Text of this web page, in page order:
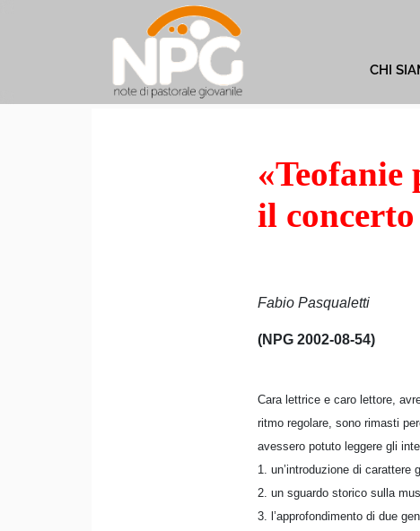
CHI
«Teofanie
il
Fabio Pasqualetti
(NPG 2002-08-54)
Cara lettrice e caro lettore,
ritmo regolare, sono rimasti
avessero potuto leggere gli
1. un’introduzione di
2. un sguardo storico sulla
3. l’approfondimento di due